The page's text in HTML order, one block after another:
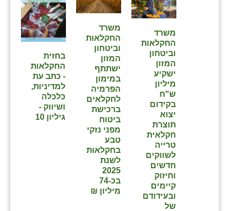
בחזית
החקלאות
- כתב עת
למדיניות,
כלכלה
ושיווק -
גיליון 10
משרד
החקלאות
וביטחון
המזון
ישתתף
במימון
הפרמיה
לחקלאים
ברכישת
ביטוח
מפני נזקי
טבע
בחקלאות
לשנת
2025
בכ-74
מיליון ₪
משרד
החקלאות
וביטחון
המזון
ישקיע
מיליון
ש"ח
בקידום
יצוא
תוצרת
חקלאית
טרייה
לשווקים
חדשים
וחיזוק
קיימים
ובעידודם
של
חבצלת השרון